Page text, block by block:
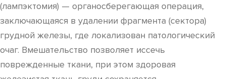
(лампэктомия) — органосберегающая операция,
заключающаяся в удалении фрагмента (сектора)
грудной железы, где локализован патологический
очаг. Вмешательство позволяет иссечь
поврежденные ткани, при этом здоровая